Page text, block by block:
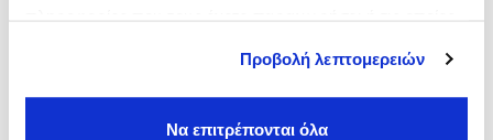
Προβολή λεπτομερειών
Να επιτρέπονται όλα